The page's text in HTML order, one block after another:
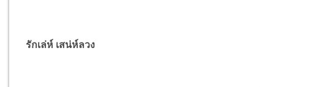
รักเล่ห์ เสน่ห์ลวง